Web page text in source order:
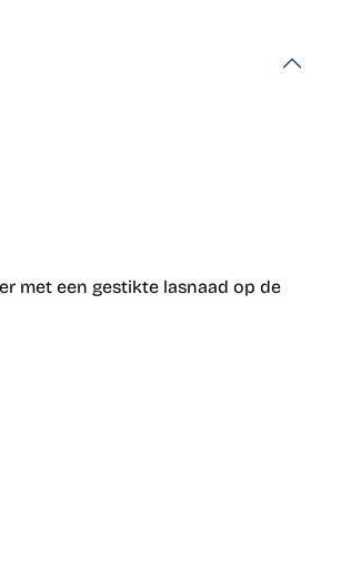
met een gestikte lasnaad op de